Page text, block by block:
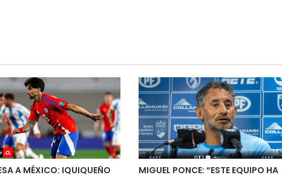
A MÉXICO: IQUIQUEÑO
MIGUEL PONCE: “ESTE EQUIPO HA